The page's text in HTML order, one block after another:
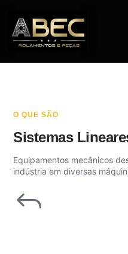
Sistemas
O QUE SÃO
Sistemas
Equipamentos mecânicos
indústria em diversas